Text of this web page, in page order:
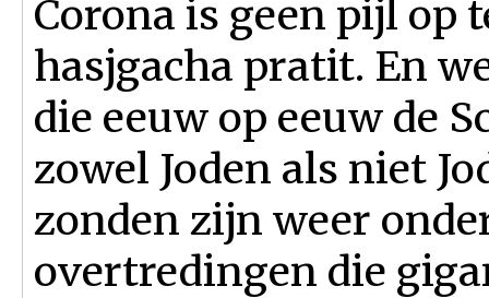
Corona is geen pijl op
hasjgacha pratit. En
die eeuw op eeuw de
zowel Joden als niet
zonden zijn weer
overtredingen die